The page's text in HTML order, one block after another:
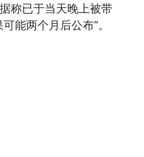
称已于当天晚上被带
能两个月后公布”。